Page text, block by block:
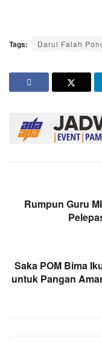
Tags: Darul Falah
Rumpun Guru
Saka POM Bima
untuk Pangan